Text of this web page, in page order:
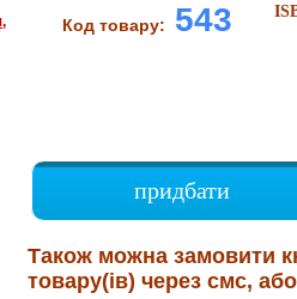
Код товару: 543
придбати
Також можна замовити
товару(ів) через смс,